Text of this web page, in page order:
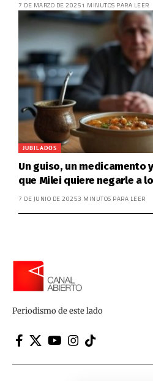
7 DE MARZO DE 20251 MINUTOS PARA LEER
JUBILADOS
Un guiso, un medicamento
que Milei quiere negarle a
7 DE JUNIO DE 20253 MINUTOS PARA LEER
Periodismo de este lado